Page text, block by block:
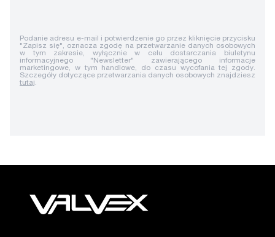
Podanie adresu e-mail i potwierdzenie go przez kliknięcie przycisku
"Zapisz się", oznacza zgodę na przetwarzanie danych osobowych
w tym zakresie, wyłącznie w celu dostarczania biuletynu
informacyjnego "Newsletter" zawierającego informacje
marketingowe, w tym handlowe, do czasu wycofania tej zgody.
Szczegóły dotyczące przetwarzania danych osobowych znajdziesz
tutaj.